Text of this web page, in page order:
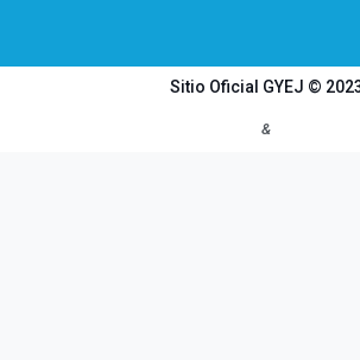
Sitio Oficial GYEJ ©
&